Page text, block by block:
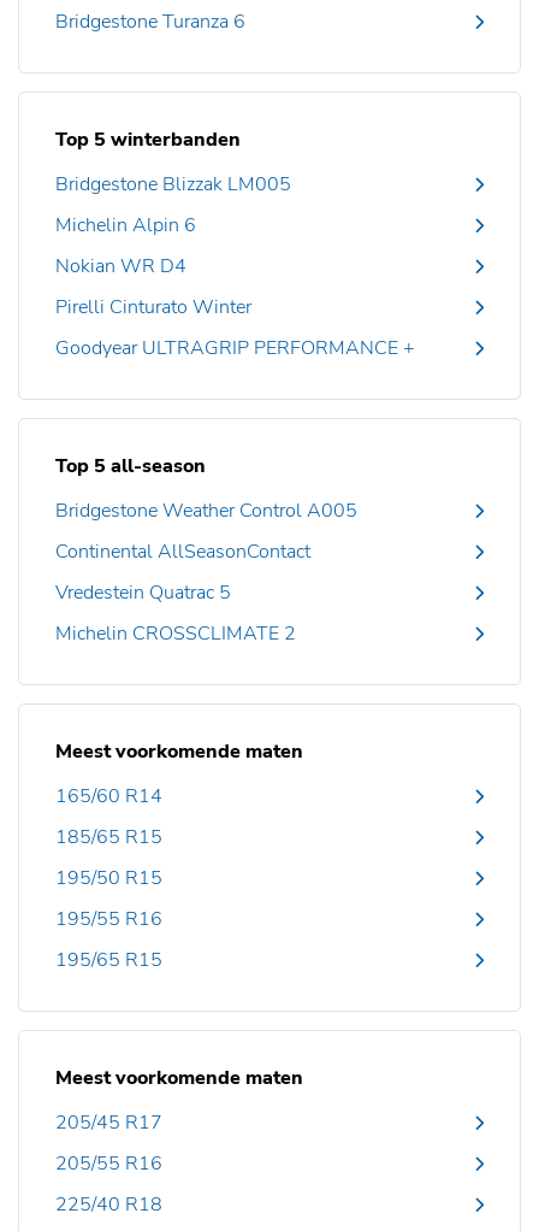
Bridgestone Turanza 6
Top 5 winterbanden
Bridgestone Blizzak LM005
Michelin Alpin 6
Nokian WR D4
Pirelli Cinturato Winter
Goodyear ULTRAGRIP PERFORMANCE +
Top 5 all-season
Bridgestone Weather Control A005
Continental AllSeasonContact
Vredestein Quatrac 5
Michelin CROSSCLIMATE 2
Meest voorkomende maten
165/60 R14
185/65 R15
195/50 R15
195/55 R16
195/65 R15
Meest voorkomende maten
205/45 R17
205/55 R16
225/40 R18